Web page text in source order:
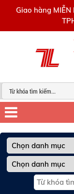
Giao hàng
0909445903